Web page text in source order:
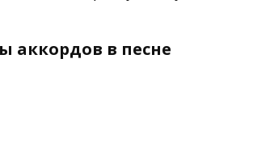
аккордов в песне